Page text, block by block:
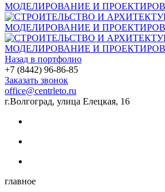
Назад в портфолио
+7 (8442) 96-86-85
Заказать звонок
office@centrleto.ru
г.Волгоград, улица Елецкая, 16
главное